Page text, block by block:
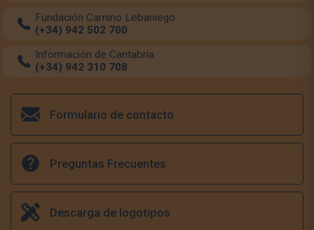
Fundación Camino Lebaniego
(+34) 942 502 700
Información de Cantabria
(+34) 942 310 708
Formulario de contacto
Preguntas Frecuentes
Descarga de logotipos